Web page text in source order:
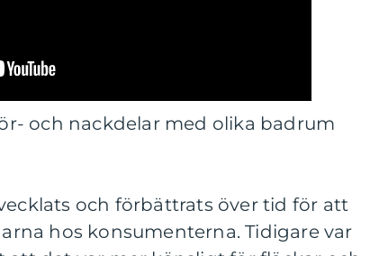
och nackdelar med olika badrum
och förbättrats över tid för att
hos konsumenterna. Tidigare var